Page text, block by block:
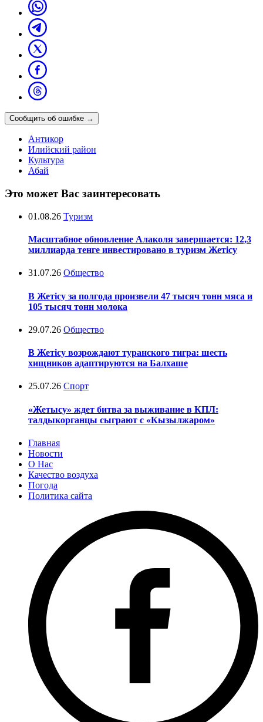
Сообщить об ошибке →
Антикор
Илийский район
Культура
Абай
Это может Вас заинтересовать
01.08.26 Туризм
Масштабное обновление Алаколя завершается: 12,3
миллиарда тенге инвестировано в туризм Жетісу
31.07.26 Общество
В Жетісу за полгода произвели 47 тысяч тонн мяса и
105 тысяч тонн молока
29.07.26 Общество
В Жетісу возрождают туранского тигра: шесть
хищников адаптируются на Балхаше
25.07.26 Спорт
«Жетысу» ждет битва за выживание в КПЛ:
талдыкорганцы сыграют с «Кызылжаром»
Главная
Новости
О Нас
Качество воздуха
Погода
Политика сайта